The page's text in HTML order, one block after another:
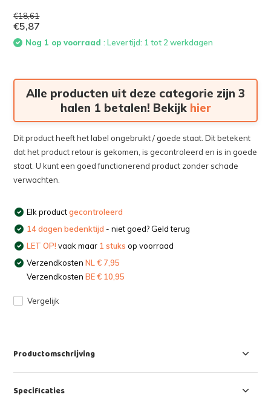
€18,61
€5,87
Nog 1 op voorraad: Levertijd: 1 tot 2 werkdagen
Alle producten uit deze categorie zijn 3
halen 1 betalen! Bekijk hier
Dit product heeft het label ongebruikt / goede staat. Dit betekent
dat het product retour is gekomen, is gecontroleerd en is in goede
staat. U kunt een goed functionerend product zonder schade
verwachten.
Elk productgecontroleerd
14 dagen bedenktijd - niet goed? Geld terug
LET OP! vaak maar 1 stuks op voorraad
VerzendkostenNL € 7,95
VerzendkostenBE € 10,95
Vergelijk
Productomschrijving
Specificaties